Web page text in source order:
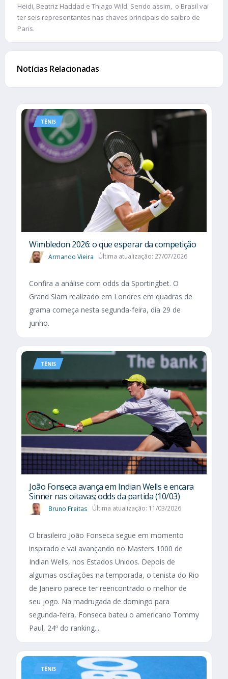
Heidi, Beatriz Haddad e Thiago Wild. Sendo assim, o Brasil vai
ter seis representantes nas chaves principais do saibro de
Paris.
Notícias Relacionadas
TÊNIS
Wimbledon 2026: o que esperar da competição
Armando Vieira Última atualização: 27/07/2026
Confira a análise com odds da Sportingbet. O
Grand Slam realizado em Londres em quadras de
grama começa nesta segunda-feira, dia 29 de
junho.
TÊNIS
João Fonseca avança em Indian Wells e encara
Sinner nas oitavas; odds da partida (10/03)
Bruno Freitas Última atualização: 11/03/2026
O brasileiro João Fonseca segue em momento
inspirado e vai avançando no Masters 1000 de
Indian Wells, nos Estados Unidos. Depois de
algumas oscilações na temporada, o tenista do Rio
de Janeiro parece ter reencontrado o melhor de
seu jogo. Na madrugada de domingo para
segunda-feira, Fonseca bateu o americano Tommy
Paul, 24º do ranking...
TÊNIS